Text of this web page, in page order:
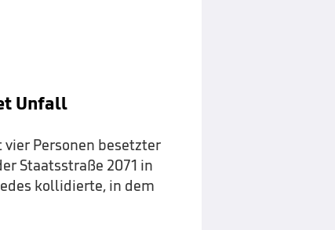
Unfall
vier Personen besetzter
Staatsstraße 2071 in
kollidierte, in dem